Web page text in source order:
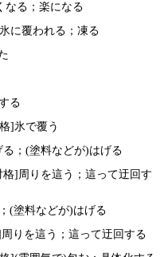
なる；楽になる
に覆われる；凍る
る
]氷で覆う
；(塗料などが)はげる
]周りを這う；這って迂回す
(塗料などが)はげる
りを這う；這って迂回する